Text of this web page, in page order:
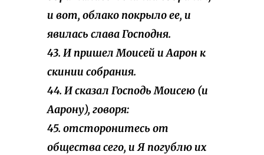
и вот, облако покрыло ее, и
явилась слава Господня.
43. И пришел Моисей и Аарон к
скинии собрания.
44. И сказал Господь Моисею (и
Аарону), говоря:
45. отсторонитесь от
общества сего, и Я погублю их